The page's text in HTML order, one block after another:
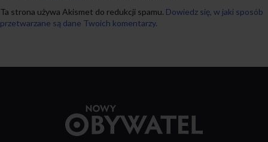
Ta strona używa Akismet do redukcji spamu. Dowiedz się, w jaki sposób
przetwarzane są dane Twoich komentarzy.
strony